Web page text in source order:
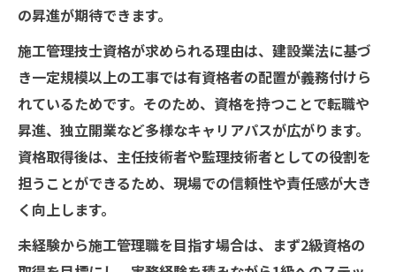
の昇進が期待できます。
施工管理技士資格が求められる理由は、建設業法に基づ
き一定規模以上の工事では有資格者の配置が義務付けら
れているためです。そのため、資格を持つことで転職や
昇進、独立開業など多様なキャリアパスが広がります。
資格取得後は、主任技術者や監理技術者としての役割を
担うことができるため、現場での信頼性や責任感が大き
く向上します。
未経験から施工管理職を目指す場合は、まず2級資格の